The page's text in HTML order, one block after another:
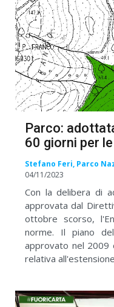
Parco:
60 giorni per
Stefano Feri, Parco
04/11/2023
Con la delibera di
approvata dal
ottobre scorso,
norme. Il piano
approvato nel 2009
relativa